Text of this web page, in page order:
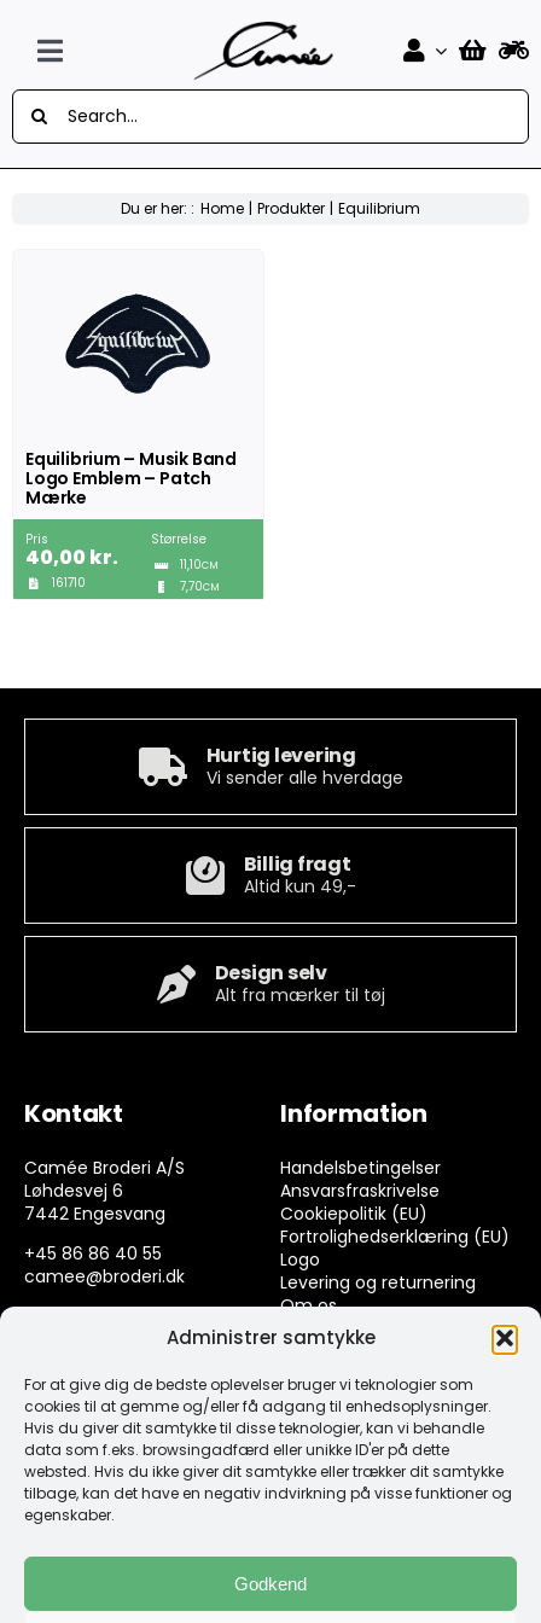
Administrer samtykke
For at give dig de bedste oplevelser bruger vi teknologier som
cookies til at gemme og/eller få adgang til enhedsoplysninger.
Hvis du giver dit samtykke til disse teknologier, kan vi behandle
data som f.eks. browsingadfærd eller unikke ID'er på dette
websted. Hvis du ikke giver dit samtykke eller trækker dit samtykke
tilbage, kan det have en negativ indvirkning på visse funktioner og
egenskaber.
Godkend
contentToggle
Navigation
Forside
Design Selv Mærker
Musik
Sport
Tobak
Andre Mærker
Tøj & Andre Varer
Søg
efter:
Du er her: : Home Produkter Equilibrium
Equilibrium – Musik Band
Logo Emblem – Patch
Mærke
Pris
40,00kr.
161710
Størrelse
11,10CM
7,70CM
Hurtig levering
Vi sender alle hverdage
Billig fragt
Altid kun 49,-
Design selv
Alt fra mærker til tøj
Kontakt
Camée Broderi A/S
Løhdesvej 6
7442 Engesvang
+45 86 86 40 55
camee@broderi.dk
Information
Handelsbetingelser
Ansvarsfraskrivelse
Cookiepolitik (EU)
Fortrolighedserklæring (EU)
Logo
Levering og returnering
Om os
Kontakt
Links
Spørgsmål & Svar
Tråd
Design selv guide
Konto
Log ind